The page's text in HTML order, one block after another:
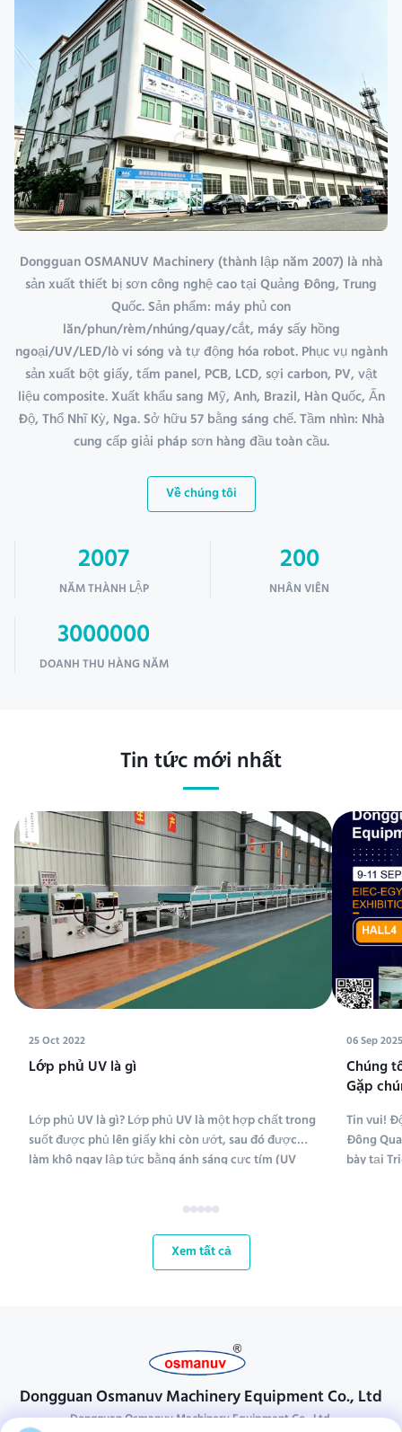
Dongguan OSMANUV Machinery (thành lập năm 2007) là nhà
sản xuất thiết bị sơn công nghệ cao tại Quảng Đông, Trung
Quốc. Sản phẩm: máy phủ con
lăn/phun/rèm/nhúng/quay/cắt, máy sấy hồng
ngoại/UV/LED/lò vi sóng và tự động hóa robot. Phục vụ ngành
sản xuất bột giấy, tấm panel, PCB, LCD, sợi carbon, PV, vật
liệu composite. Xuất khẩu sang Mỹ, Anh, Brazil, Hàn Quốc, Ấn
Độ, Thổ Nhĩ Kỳ, Nga. Sở hữu 57 bằng sáng chế. Tầm nhìn: Nhà
cung cấp giải pháp sơn hàng đầu toàn cầu.
Về chúng tôi
2007
NĂM THÀNH LẬP
200
NHÂN VIÊN
3000000
DOANH THU HÀNG NĂM
Tin tức mới nhất
25 Oct 2022
Lớp phủ UV là gì
Lớp phủ UV là gì? Lớp phủ UV là một hợp chất trong
suốt được phủ lên giấy khi còn ướt, sau đó được
làm khô ngay lập tức bằng ánh sáng cực tím (UV
loại hợp chất được sử dụng để phủ lên giấy; hóa
chất phủ UV bao gồm polyethylene, canxi cacbonat
06 Sep 2025
Chúng
Gặp
2 Pack
Tin vui!
Đông
bày tại
Xem tất cả
Dongguan Osmanuv Machinery Equipment Co., Ltd
Dongguan Osmanuv Machinery Equipment Co., Ltd.